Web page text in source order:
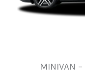
MINIVAN